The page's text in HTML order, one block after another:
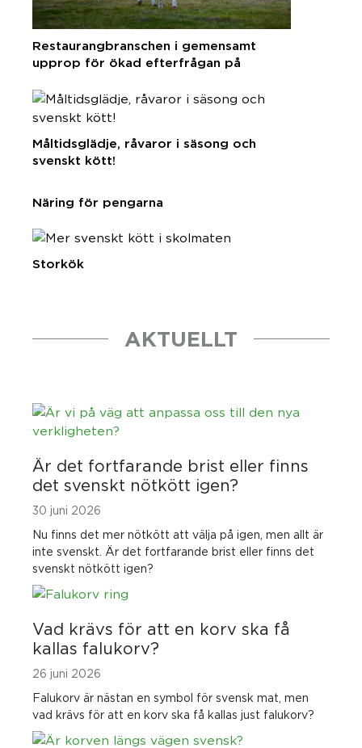
Restaurangbranschen i gemensamt
upprop för ökad efterfrågan på
Måltidsglädje, råvaror i säsong och
svenskt kött!
Näring för pengarna
Storkök
AKTUELLT
Är det fortfarande brist eller finns
det svenskt nötkött igen?
30 juni 2026
Nu finns det mer nötkött att välja på igen, men allt är
inte svenskt. Är det fortfarande brist eller finns det
svenskt nötkött igen?
Vad krävs för att en korv ska få
kallas falukorv?
26 juni 2026
Falukorv är nästan en symbol för svensk mat, men
vad krävs för att en korv ska få kallas just falukorv?